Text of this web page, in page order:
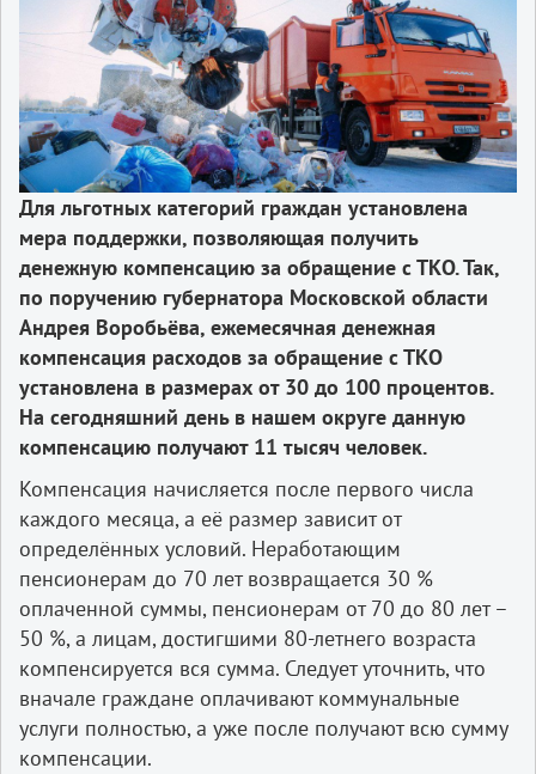
Для льготных категорий граждан установлена
мера поддержки, позволяющая получить
денежную компенсацию за обращение с ТКО. Так,
по поручению губернатора Московской области
Андрея Воробьёва, ежемесячная денежная
компенсация расходов за обращение с ТКО
установлена в размерах от 30 до 100 процентов.
На сегодняшний день в нашем округе данную
компенсацию получают 11 тысяч человек.
Компенсация начисляется после первого числа
каждого месяца, а её размер зависит от
определённых условий. Неработающим
пенсионерам до 70 лет возвращается 30 %
оплаченной суммы, пенсионерам от 70 до 80 лет –
50 %, а лицам, достигшими 80-летнего возраста
компенсируется вся сумма. Следует уточнить, что
вначале граждане оплачивают коммунальные
услуги полностью, а уже после получают всю сумму
компенсации.